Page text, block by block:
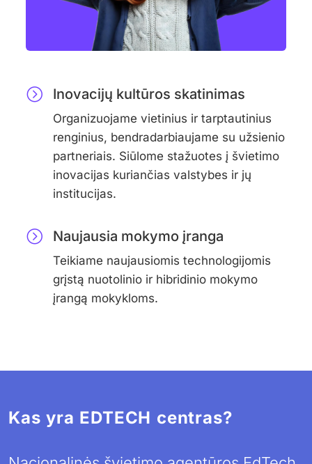
Inovacijų kultūros skatinimas
Organizuojame vietinius ir tarptautinius
renginius, bendradarbiaujame su užsienio
partneriais. Siūlome stažuotes į švietimo
inovacijas kuriančias valstybes ir jų
institucijas.
Naujausia mokymo įranga​
Teikiame naujausiomis technologijomis
grįstą nuotolinio ir hibridinio mokymo
įrangą mokykloms.
Kas yra EDTECH centras?